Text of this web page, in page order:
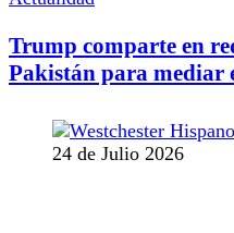
Trump comparte en
Pakistán para mediar
24 de Julio 2026